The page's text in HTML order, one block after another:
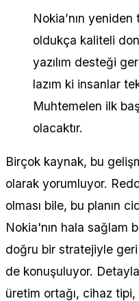
Nokia’nın
oldukça kaliteli
yazılım desteği
lazım ki insanlar
Muhtemelen ilk
olacaktır.
Birçok kaynak, bu
olarak yorumluyor.
olması bile, bu planın
Nokia'nın hala sağlam
doğru bir stratejiyle geri
de konuşuluyor.
üretim ortağı, cihaz tipi,